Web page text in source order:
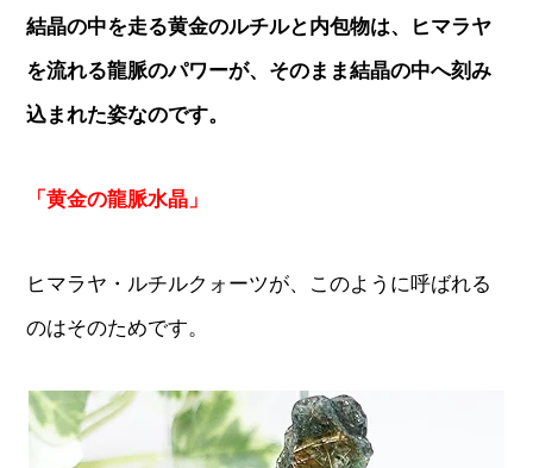
結晶の中を走る黄金のルチルと内包物は、ヒマラヤ
を流れる龍脈のパワーが、そのまま結晶の中へ刻み
込まれた姿なのです。
「黄金の龍脈水晶」
ヒマラヤ・ルチルクォーツが、このように呼ばれる
のはそのためです。